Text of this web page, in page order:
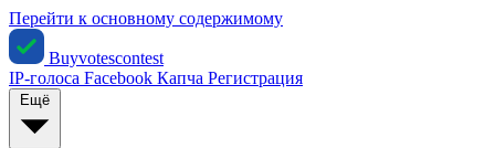
Перейти к основному содержимому
Buyvotescontest
IP-голоса Facebook Капча Регистрация